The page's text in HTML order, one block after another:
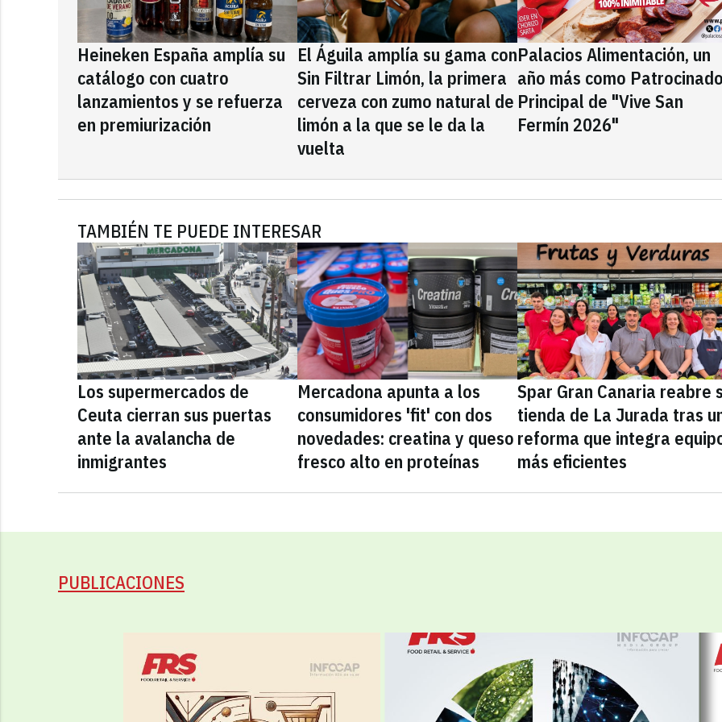
Heineken España amplía su
catálogo con cuatro
lanzamientos y se refuerza
en premiurización
El Águila amplía su gama con
Sin Filtrar Limón, la primera
cerveza con zumo natural de
limón a la que se le da la
vuelta
Palacios Alimentación, un
año más como
Principal de "Vive San
Fermín 2026"
TAMBIÉN TE PUEDE INTERESAR
Los supermercados de
Ceuta cierran sus puertas
ante la avalancha de
inmigrantes
Mercadona apunta a los
consumidores 'fit' con dos
novedades: creatina y queso
fresco alto en proteínas
Spar Gran Canaria reabre
tienda de La Jurada tras
reforma que integra
más eficientes
PUBLICACIONES